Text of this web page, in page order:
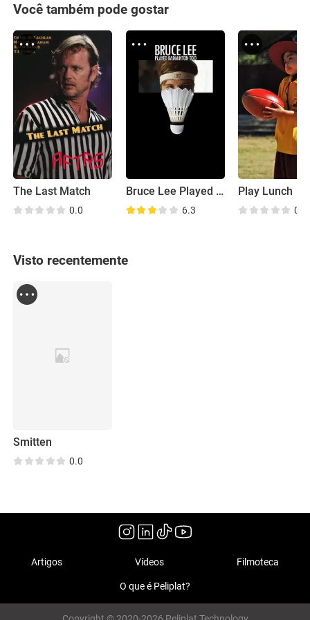
Você também pode gostar
The Last Match
0.0
Bruce Lee Played Badminton Too
6.3
Play Lunch
0.0
Visto recentemente
Smitten
0.0
Artigos Vídeos Filmoteca
O que é Peliplat?